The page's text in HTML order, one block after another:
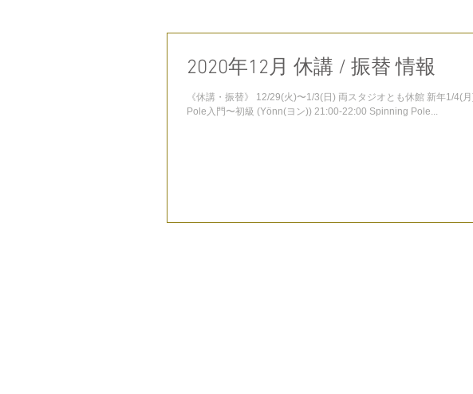
2020年12月 休講 / 振替 情報
《休講・振替》 12/29(火)〜1/3(日) 両スタジオとも休館 新年1/4(
Pole入門〜初級 (Yönn(ヨン)) 21:00-22:00 Spinning Pole...